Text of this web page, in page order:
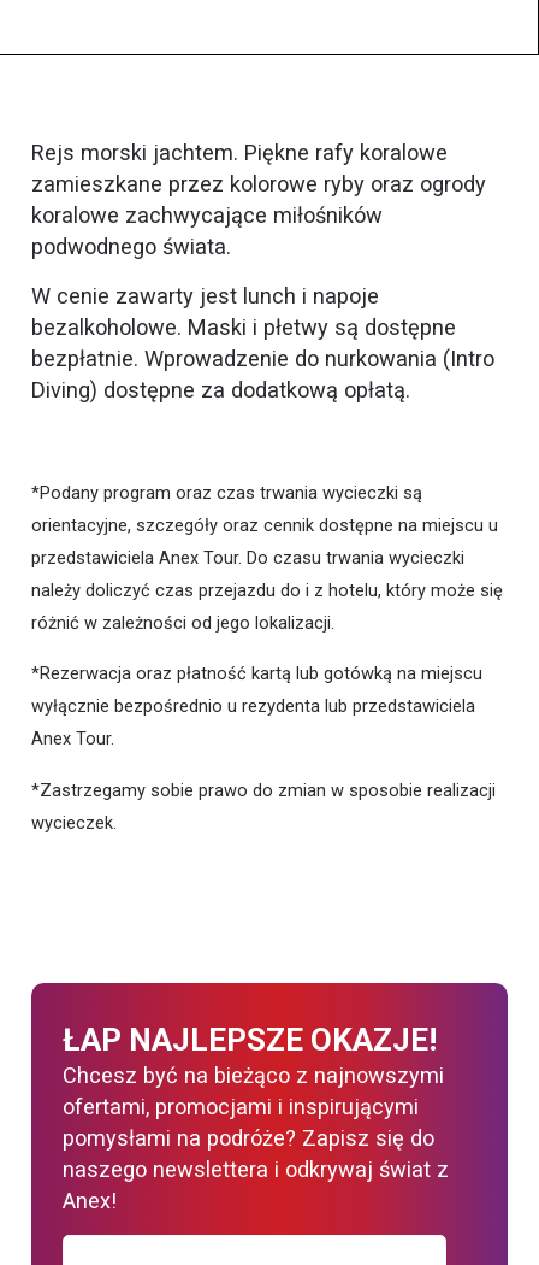
Rejs morski jachtem. Piękne rafy koralowe
zamieszkane przez kolorowe ryby oraz ogrody
koralowe zachwycające miłośników
podwodnego świata.
W cenie zawarty jest lunch i napoje
bezalkoholowe. Maski i płetwy są dostępne
bezpłatnie. Wprowadzenie do nurkowania (Intro
Diving) dostępne za dodatkową opłatą.
*Podany program oraz czas trwania wycieczki są
orientacyjne, szczegóły oraz cennik dostępne na miejscu u
przedstawiciela Anex Tour. Do czasu trwania wycieczki
należy doliczyć czas przejazdu do i z hotelu, który może się
różnić w zależności od jego lokalizacji.
*Rezerwacja oraz płatność kartą lub gotówką na miejscu
wyłącznie bezpośrednio u rezydenta lub przedstawiciela
Anex Tour.
*Zastrzegamy sobie prawo do zmian w sposobie realizacji
wycieczek.
ŁAP NAJLEPSZE OKAZJE!
Chcesz być na bieżąco z najnowszymi
ofertami, promocjami i inspirującymi
pomysłami na podróże? Zapisz się do
naszego newslettera i odkrywaj świat z
Anex!